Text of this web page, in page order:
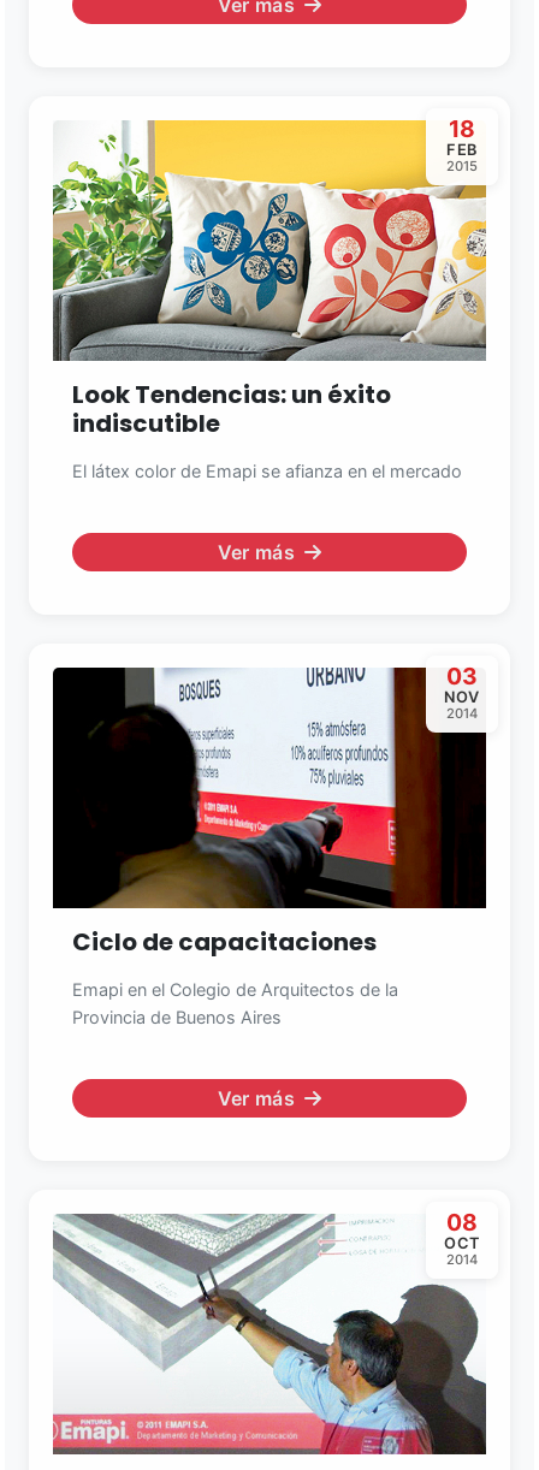
Ver más
18
FEB
2015
Look Tendencias: un éxito
indiscutible
El látex color de Emapi se afianza en el mercado
Ver más
03
NOV
2014
Ciclo de capacitaciones
Emapi en el Colegio de Arquitectos de la
Provincia de Buenos Aires
Ver más
08
OCT
2014